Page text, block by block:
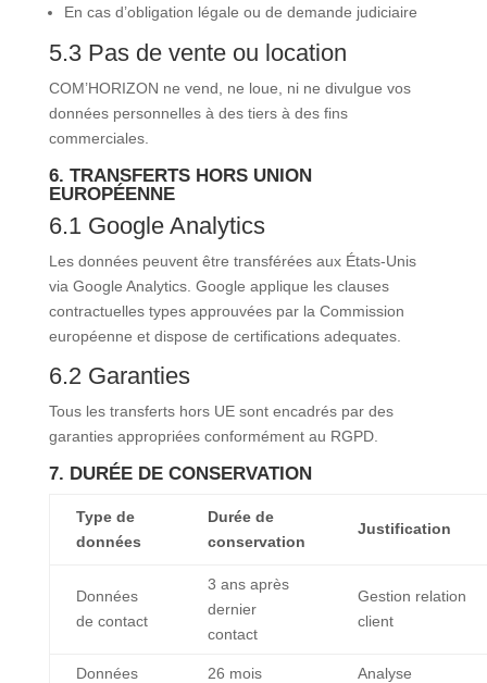
En cas d’obligation légale ou de demande judiciaire
5.3 Pas de vente ou location
COM’HORIZON ne vend, ne loue, ni ne divulgue vos
données personnelles à des tiers à des fins
commerciales.
6. TRANSFERTS HORS UNION
EUROPÉENNE
6.1 Google Analytics
Les données peuvent être transférées aux États-Unis
via Google Analytics. Google applique les clauses
contractuelles types approuvées par la Commission
européenne et dispose de certifications adequates.
6.2 Garanties
Tous les transferts hors UE sont encadrés par des
garanties appropriées conformément au RGPD.
7. DURÉE DE CONSERVATION
Type de
données
Durée de
conservation
Justification
Données
de contact
3 ans après
dernier
contact
Gestion relation
client
Données
26 mois
Analyse